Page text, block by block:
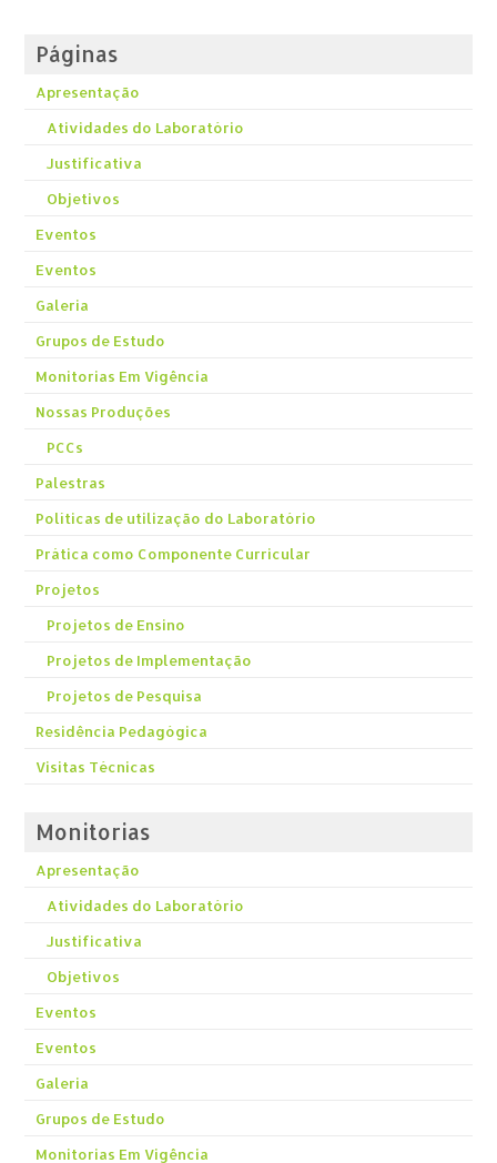
Páginas
Apresentação
Atividades do Laboratório
Justificativa
Objetivos
Eventos
Eventos
Galeria
Grupos de Estudo
Monitorias Em Vigência
Nossas Produções
PCCs
Palestras
Políticas de utilização do Laboratório
Prática como Componente Curricular
Projetos
Projetos de Ensino
Projetos de Implementação
Projetos de Pesquisa
Residência Pedagógica
Visitas Técnicas
Monitorias
Apresentação
Atividades do Laboratório
Justificativa
Objetivos
Eventos
Eventos
Galeria
Grupos de Estudo
Monitorias Em Vigência